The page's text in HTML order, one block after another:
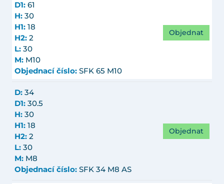
D1: 61
H: 30
H1: 18
H2: 2
L: 30
M: M10
Objednací číslo: SFK 65 M10
Objednat
D: 34
D1: 30.5
H: 30
H1: 18
H2: 2
L: 30
M: M8
Objednací číslo: SFK 34 M8 AS
Objednat